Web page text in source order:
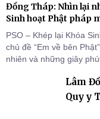
Đồng Tháp: Nhìn lại
Sinh hoạt Phật pháp
PSO – Khép lại Khóa
chủ đề “Em về bên
nhiên và những giây
Tháp). Những tuần tu
trang quý báu, gieo
Lâm
Quy y